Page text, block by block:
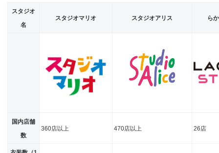
スタジオ
名
スタジオマリオ スタジオアリス ら
国内店舗
数
360店以上 470店以上 26店